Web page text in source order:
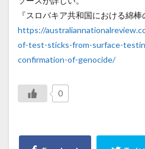
『スロバキア共和国における綿
https://
of-test-sticks-from-surface-
confirmation-of-genocide/
0